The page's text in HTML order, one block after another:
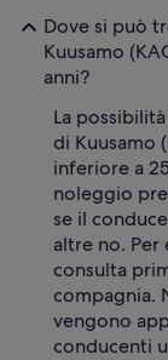
Dove si può
Kuusamo
anni?
La
di Kuusamo
inferiore a
noleggio
se il
altre no.
consulta
compagnia.
vengono
conducenti